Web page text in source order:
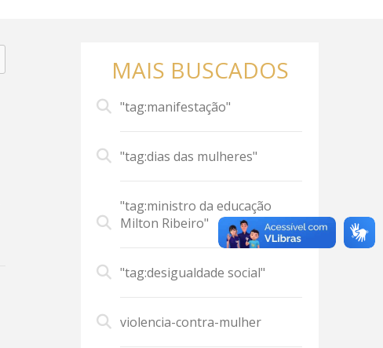
MAIS BUSCADOS
"tag:manifestação"
"tag:dias das mulheres"
"tag:ministro da educação
Milton Ribeiro"
"tag:desigualdade social"
violencia-contra-mulher